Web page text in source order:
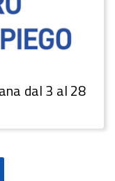
dal 3 al 28